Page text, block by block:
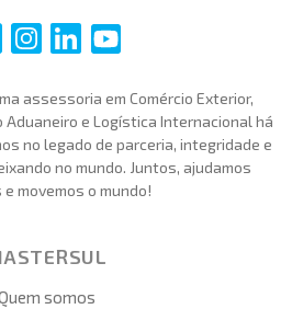
i i i
assessoria em Comércio Exterior,
e Logística Internacional há
no legado de parceria, integridade e
no mundo. Juntos, ajudamos
movemos o mundo!
somos